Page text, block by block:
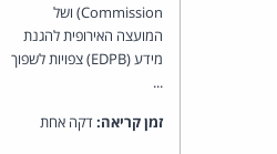
Commission) ושל
המועצה האירופית להגנת
מידע (EDPB) צפויות לשפוך
...
זמן קריאה:דקה אחת